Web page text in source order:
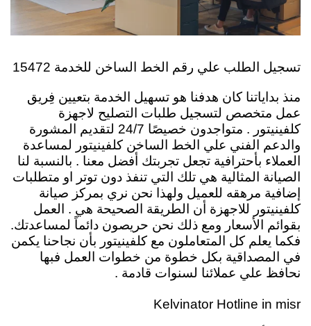
تسجيل الطلب علي رقم الخط الساخن للخدمة 15472
منذ بداياتنا كان هدفنا هو تسهيل الخدمة بتعيين فِريق
عمل متخصص لتسجيل طلبات التصليح لاجهزة
كلفينيتور . متواجدون خصيصًا 24/7 لتقديم المشورة
والدعم الفني علي الخط الساخن كلفينيتور لمساعدة
العملاء بأحترافية تجعل تجربتك أفضل معنا . بالنسبة لنا
الصيانة المثالية هي تلك التي تنفذ دون توتر او متطلبات
إضافية مرهقه للعميل ولهذا نحن نري بمركز صيانة
كلفينيتور للاجهزة أن الطريقة الصحيحة هي . العمل
بقوائم الأسعار ومع ذلك نحن حريصون دائماً لمساعدتك.
فكما يعلم كل المتعاملون مع كلفينيتور بأن نجاحنا يكمن
في المصداقية بكل خطوة من خطوات العمل فبها
نحافظ علي عملائنا لسنوات قادمة .
Kelvinator Hotline in misr